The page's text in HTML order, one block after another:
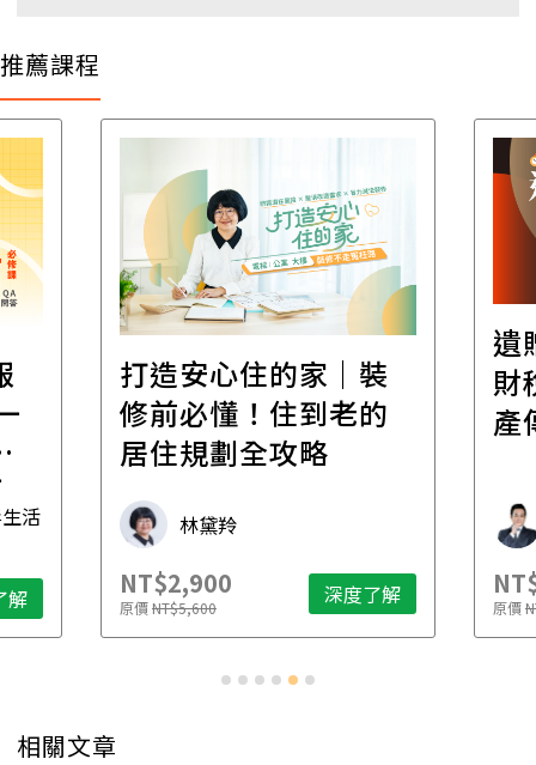
推薦課程
活
解
打造安心住的家｜裝
修前必懂！住到老的
居住規劃全攻略
林黛羚
NT$2,900
原價NT$5,600 深度了解
遺
財
產
原價
相關文章